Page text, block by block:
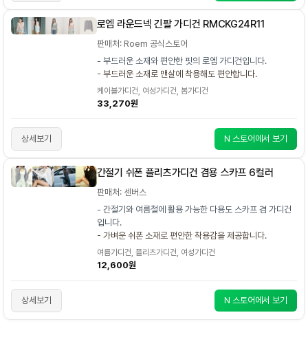
로엠 라운드넥 긴팔 가디건 RMCKG24R11
판매처: Roem 공식스토어
- 부드러운 소재와 편안한 핏의 로엠 가디건입니다.
- 부드러운 소재로 맨살에 착용해도 편안합니다.
케이블가디건, 여성가디건, 봄가디건
33,270원
상세보기 N 스토어에서 보기
간절기 쉬폰 플리츠가디건 겸용 스카프 6컬러
판매처: 센버스
- 간절기와 여름철에 활용 가능한 다용도 스카프 겸 가디건
입니다.
- 가벼운 쉬폰 소재로 편안한 착용감을 제공합니다.
여름가디건, 플리츠가디건, 여성가디건
12,600원
상세보기 N 스토어에서 보기